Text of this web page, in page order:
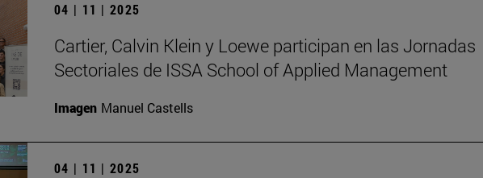
04 | 11 | 2025
Cartier, Calvin Klein y Loewe participan en las Jornadas
Sectoriales de ISSA School of Applied Management
Imagen Manuel Castells
04 | 11 | 2025